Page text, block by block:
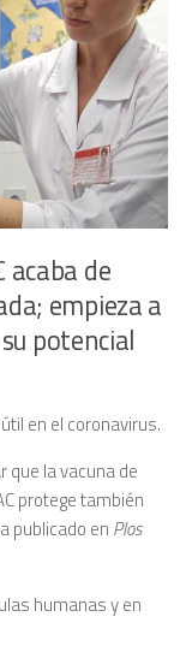
acaba de
empieza a
potencial
en el coronavirus.
que la vacuna de
protege también
publicado en Plos
humanas y en